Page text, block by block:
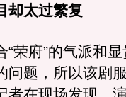
太过繁复
府”的气派和显
问题，所以该剧